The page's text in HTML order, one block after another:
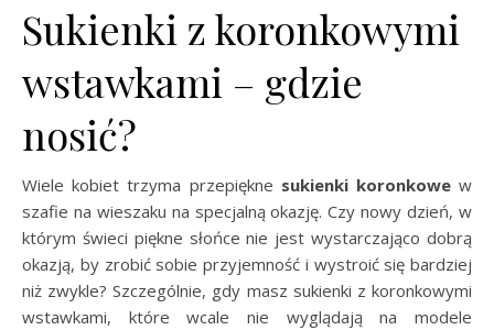
Sukienki z koronkowymi
wstawkami – gdzie
nosić?
Wiele kobiet trzyma przepiękne sukienki koronkowew
szafie na wieszaku na specjalną okazję. Czy nowy dzień, w
którym świeci piękne słońce nie jest wystarczająco dobrą
okazją, by zrobić sobie przyjemność i wystroić się bardziej
niż zwykle? Szczególnie, gdy masz sukienki z koronkowymi
wstawkami, które wcale nie wyglądają na modele